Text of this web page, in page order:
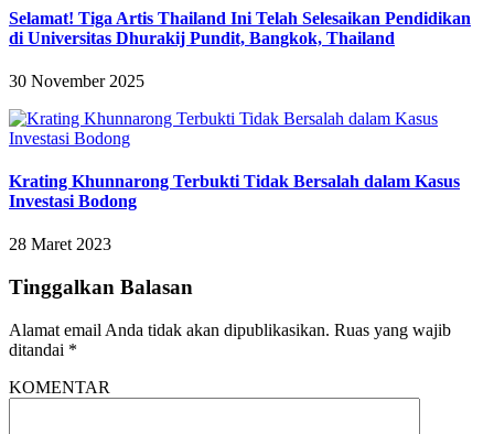
Selamat! Tiga Artis Thailand Ini Telah Selesaikan Pendidikan
di Universitas Dhurakij Pundit, Bangkok, Thailand
30 November 2025
Krating Khunnarong Terbukti Tidak Bersalah dalam Kasus
Investasi Bodong
28 Maret 2023
Tinggalkan Balasan
Alamat email Anda tidak akan dipublikasikan. Ruas yang wajib
ditandai *
KOMENTAR